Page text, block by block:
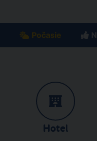
Počasie
Hotel